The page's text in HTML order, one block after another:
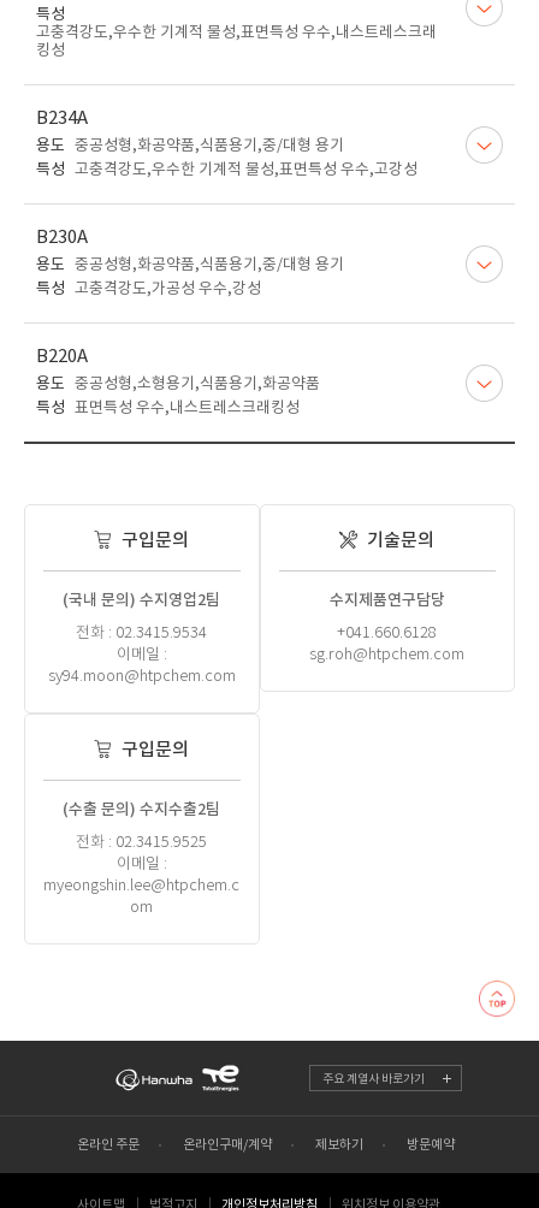
특성
고충격강도,우수한 기계적 물성,표면특성 우수,내스트레스크래
킹성
B234A
용도 중공성형,화공약품,식품용기,중/대형 용기
특성 고충격강도,우수한 기계적 물성,표면특성 우수,고강성
B230A
용도 중공성형,화공약품,식품용기,중/대형 용기
특성 고충격강도,가공성 우수,강성
B220A
용도 중공성형,소형용기,식품용기,화공약품
특성 표면특성 우수,내스트레스크래킹성
구입문의
(국내 문의) 수지영업2팀
전화 : 02.3415.9534
이메일 :
sy94.moon@htpchem.com
구입문의
(수출 문의) 수지수출2팀
전화 : 02.3415.9525
이메일 :
myeongshin.lee@htpchem.c
om
기술문의
수지제품연구담당
+041.660.6128
sg.roh@htpchem.com
주요 계열사 바로가기
온라인 주문 온라인구매/계약 제보하기 방문예약